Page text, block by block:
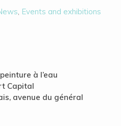
, Events and exhibitions
à l’eau
Capital
avenue du général